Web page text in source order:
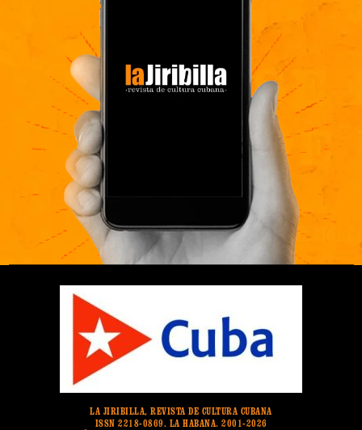
LA JIRIBILLA, REVISTA DE CULTURA CUBANA
ISSN 2218-0869. LA HABANA. 2001-2026